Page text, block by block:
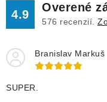
4.9
Overené
576 recenzií.
Branislav Markuš
SUPER.